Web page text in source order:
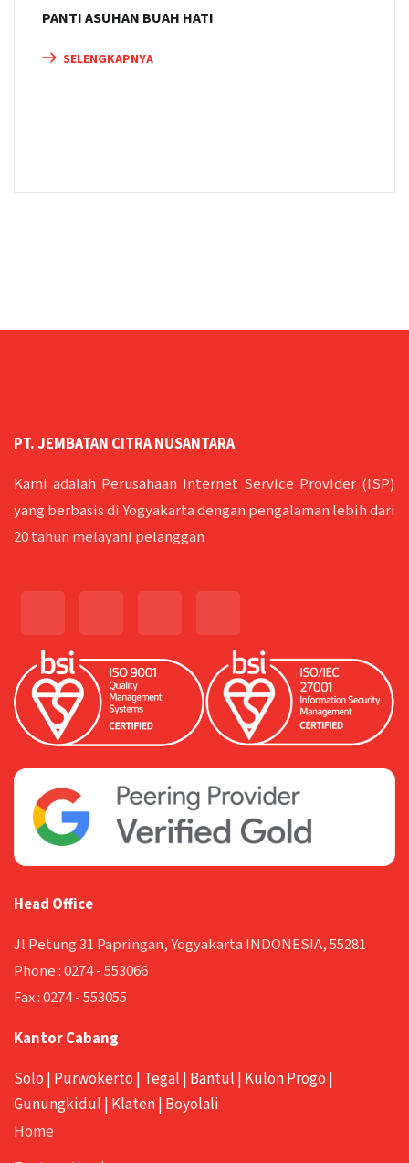
PANTI ASUHAN BUAH HATI
SELENGKAPNYA
PT. JEMBATAN CITRA NUSANTARA
Kami adalah Perusahaan Internet Service Provider (ISP)
yang berbasis di Yogyakarta dengan pengalaman lebih dari
20 tahun melayani pelanggan
Head Office
Jl Petung 31 Papringan, Yogyakarta INDONESIA, 55281
Phone :0274 - 553066
Fax :0274 - 553055
Kantor Cabang
Solo | Purwokerto | Tegal | Bantul | Kulon Progo |
Gunungkidul | Klaten| Boyolali
Home